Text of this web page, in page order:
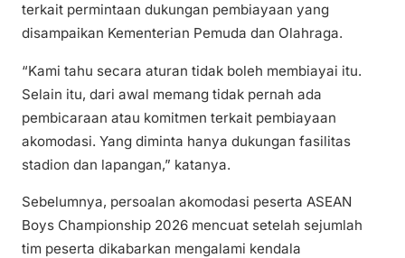
terkait permintaan dukungan pembiayaan yang
disampaikan Kementerian Pemuda dan Olahraga.
“Kami tahu secara aturan tidak boleh membiayai itu.
Selain itu, dari awal memang tidak pernah ada
pembicaraan atau komitmen terkait pembiayaan
akomodasi. Yang diminta hanya dukungan fasilitas
stadion dan lapangan,” katanya.
Sebelumnya, persoalan akomodasi peserta ASEAN
Boys Championship 2026 mencuat setelah sejumlah
tim peserta dikabarkan mengalami kendala